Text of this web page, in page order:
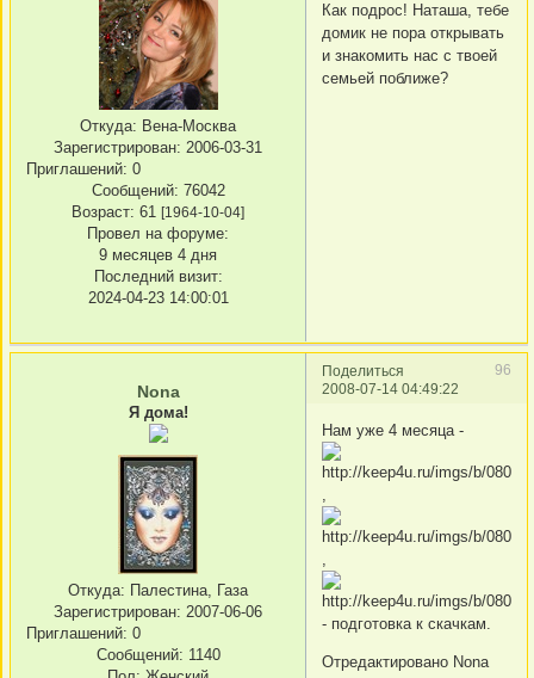
Откуда: Вена-Москва
Зарегистрирован: 2006-03-31
Приглашений: 0
Сообщений: 76042
Возраст: 61 [1964-10-04]
Провел на форуме:
9 месяцев 4 дня
Последний визит:
2024-04-23 14:00:01
Как подрос! Наташа, тебе
домик не пора открывать
и знакомить нас с твоей
семьей поближе?
Поделиться
96
2008-07-14 04:49:22
Nona
Я дома!
Откуда: Палестина, Газа
Зарегистрирован: 2007-06-06
Приглашений: 0
Сообщений: 1140
Нам уже 4 месяца -
,
,
- подготовка к скачкам.
Отредактировано Nona